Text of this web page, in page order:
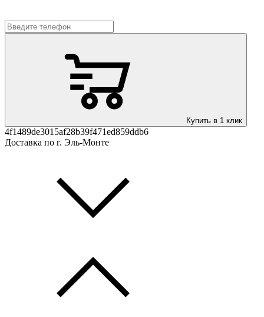
Купить в 1 клик
4f1489de3015af28b39f471ed859ddb6
Доставка по г. Эль-Монте